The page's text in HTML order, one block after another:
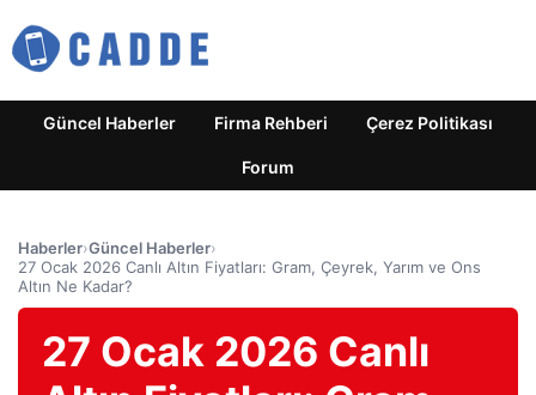
Güncel Haberler Firma Rehberi Çerez Politikası
Forum
Haberler›Güncel Haberler›
27 Ocak 2026 Canlı Altın Fiyatları: Gram, Çeyrek, Yarım ve Ons
Altın Ne Kadar?
27 Ocak 2026 Canlı